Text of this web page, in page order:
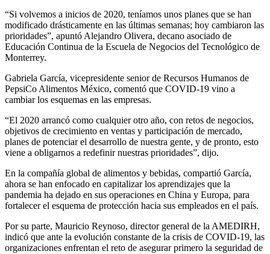
“Si volvemos a inicios de 2020, teníamos unos planes que se han
modificado drásticamente en las últimas semanas; hoy cambiaron las
prioridades”, apuntó Alejandro Olivera, decano asociado de
Educación Continua de la Escuela de Negocios del Tecnológico de
Monterrey.
Gabriela García, vicepresidente senior de Recursos Humanos de
PepsiCo Alimentos México, comentó que COVID-19 vino a
cambiar los esquemas en las empresas.
“El 2020 arrancó como cualquier otro año, con retos de negocios,
objetivos de crecimiento en ventas y participación de mercado,
planes de potenciar el desarrollo de nuestra gente, y de pronto, esto
viene a obligarnos a redefinir nuestras prioridades”, dijo.
En la compañía global de alimentos y bebidas, compartió García,
ahora se han enfocado en capitalizar los aprendizajes que la
pandemia ha dejado en sus operaciones en China y Europa, para
fortalecer el esquema de protección hacia sus empleados en el país.
Por su parte, Mauricio Reynoso, director general de la AMEDIRH,
indicó que ante la evolución constante de la crisis de COVID-19, las
organizaciones enfrentan el reto de asegurar primero la seguridad de